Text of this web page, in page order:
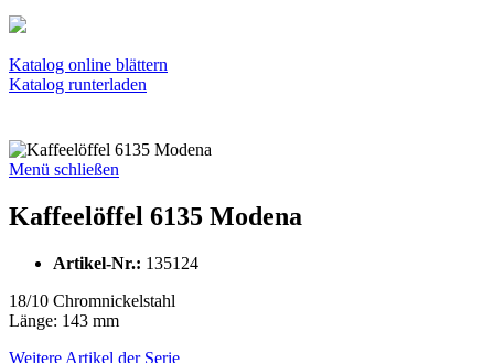
Katalog online blättern
Katalog runterladen
Menü schließen
Kaffeelöffel 6135 Modena
Artikel-Nr.: 135124
18/10 Chromnickelstahl
Länge: 143 mm
Weitere Artikel der Serie